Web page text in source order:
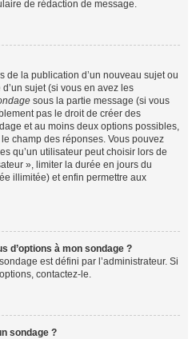
de rédaction de message.
de la publication d’un nouveau sujet ou
sujet (si vous en avez les
sous la partie message (si vous
pas le droit de créer des
et au moins deux options possibles,
champ des réponses. Vous pouvez
qu’un utilisateur peut choisir lors de
», limiter la durée en jours du
illimitée) et enfin permettre aux
d’options à mon sondage ?
est défini par l’administrateur. Si
contactez-le.
sondage ?